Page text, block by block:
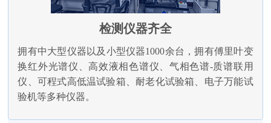
检测仪器齐全
拥有中大型仪器以及小型仪器1000余台，拥有傅里叶变
换红外光谱仪、高效液相色谱仪、气相色谱-质谱联用
仪、可程式高低温试验箱、耐老化试验箱、电子万能试
验机等多种仪器。